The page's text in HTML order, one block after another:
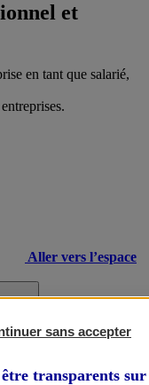
et
en tant que salarié,
Aller vers l’espace
sans accepter
transparents